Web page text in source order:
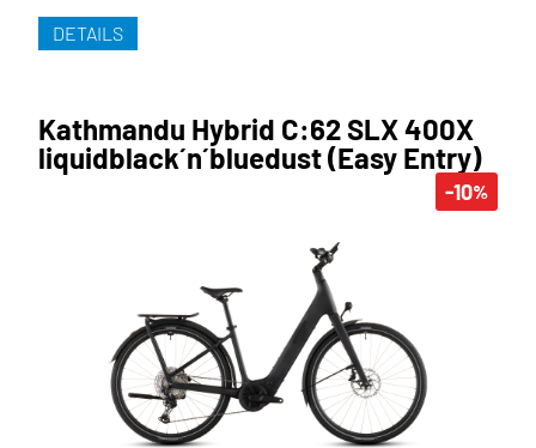
DETAILS
-10%
Kathmandu Hybrid C:62 SLX 400X
liquidblack´n´bluedust (Easy Entry)